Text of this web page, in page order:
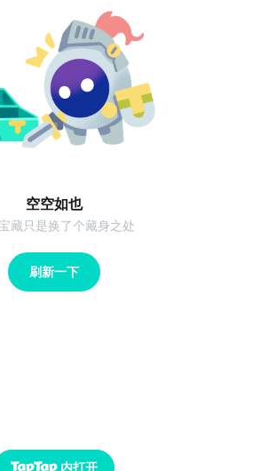
空空如也
藏只是换了个藏身之处
刷新一下
内打开